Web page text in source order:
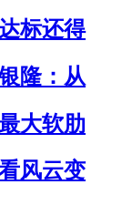
标还得
隆：从
大软肋
风云变